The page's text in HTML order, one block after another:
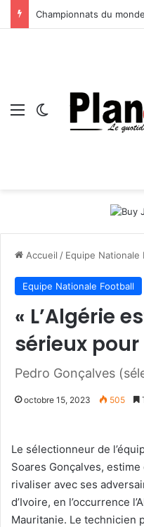
Menu Switch skin
Accueil / Equipe Nationale
Equipe Nationale Football
« L’Algérie
sérieux pour
Pedro Gonçalves
octobre 15, 2023 505
Le sélectionneur de
Soares Gonçalves,
rivaliser avec ses
d’Ivoire, en l’occurrence
Mauritanie. Le technicien